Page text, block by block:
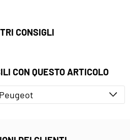
CONSIGLI
CON QUESTO ARTICOLO
Peugeot